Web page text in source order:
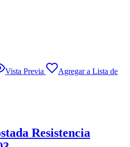
Vista Previa
Agregar a Lista de
Resistencia